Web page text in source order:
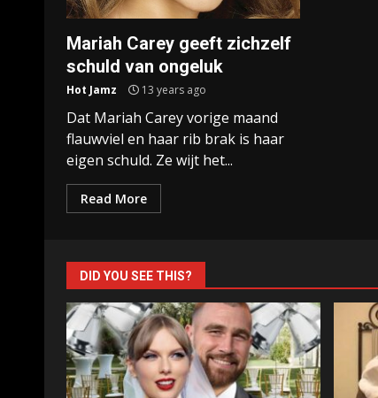
Mariah Carey geeft zichzelf
schuld van ongeluk
Hot Jamz 13 years ago
Dat Mariah Carey vorige maand
flauwviel en haar rib brak is haar
eigen schuld. Ze wijt het...
Read More
DID YOU SEE THIS?